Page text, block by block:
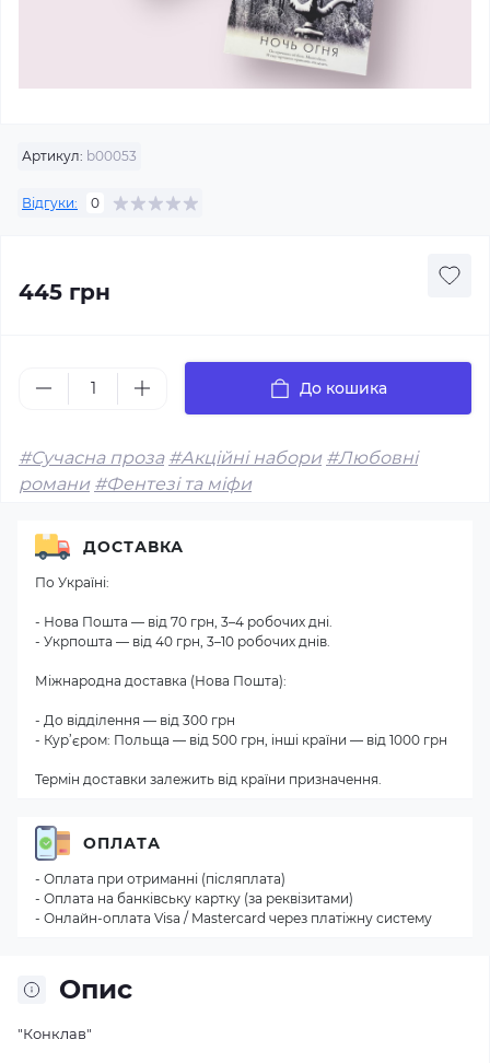
Артикул: b00053
Відгуки: 0
445 грн
До кошика
#Сучасна проза #Акційні набори #Любовні
романи #Фентезі та міфи
Опис
"Конклав"
ДОСТАВКА
По Україні:
- Нова Пошта — від 70 грн, 3–4 робочих дні.
- Укрпошта — від 40 грн, 3–10 робочих днів.
Міжнародна доставка (Нова Пошта):
- До відділення — від 300 грн
- Кур’єром: Польща — від 500 грн, інші країни — від 1000 грн
Термін доставки залежить від країни призначення.
ОПЛАТА
- Оплата при отриманні (післяплата)
- Оплата на банківську картку (за реквізитами)
- Онлайн-оплата Visa / Mastercard через платіжну систему